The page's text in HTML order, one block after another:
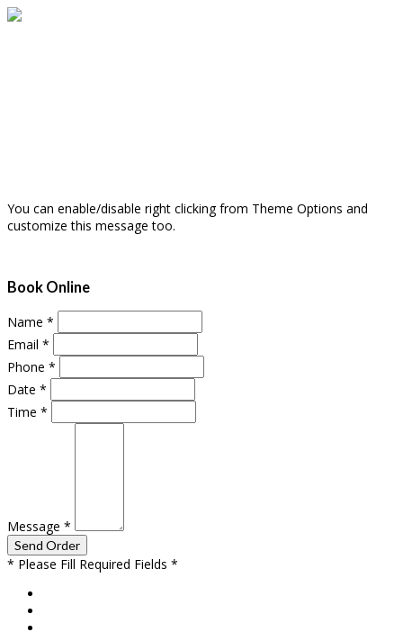
You can enable/disable right clicking from Theme Options and
customize this message too.
Book Online
Name *
Email *
Phone *
Date *
Time *
Message *
* Please Fill Required Fields *